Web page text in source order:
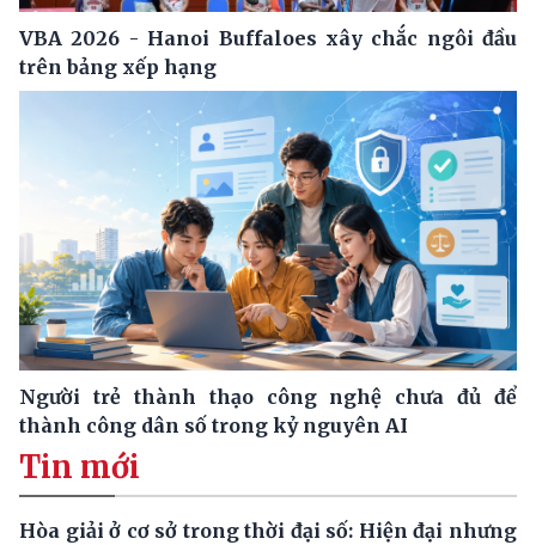
VBA 2026 - Hanoi Buffaloes xây chắc ngôi đầu
trên bảng xếp hạng
Người trẻ thành thạo công nghệ chưa đủ để
thành công dân số trong kỷ nguyên AI
Tin mới
Hòa giải ở cơ sở trong thời đại số: Hiện đại nhưng